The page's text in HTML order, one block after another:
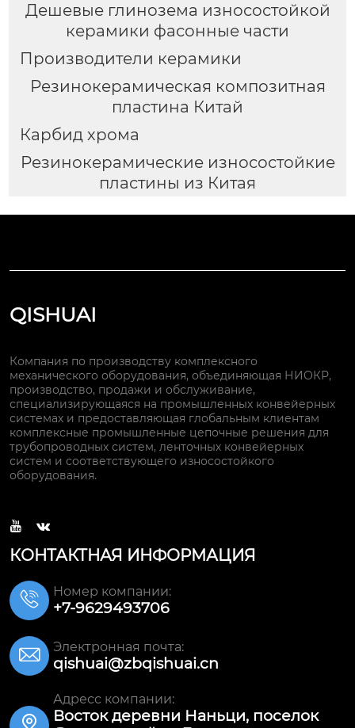
Дешевые глинозема износостойкой
керамики фасонные части
Производители керамики
Резинокерамическая композитная
пластина Китай
Карбид хрома
Резинокерамические износостойкие
пластины из Китая
QISHUAI
Компания по производству комплексного
механического оборудования, объединяющая НИОКР,
производство, продажи и обслуживание,
специализирующаяся на промышленных конвейерных
системах и предоставляющая глобальным клиентам
комплексные промышленные цепочные решения для
трубопроводных систем, ленточных конвейерных
систем и соответствующего износостойкого
оборудования.
 
КОНТАКТНАЯ ИНФОРМАЦИЯ
 Номер компании:
+7-9629493706
 Электронная почта:
qishuai@zbqishuai.cn

Адресс компании:
Восток деревни Наньци, поселок